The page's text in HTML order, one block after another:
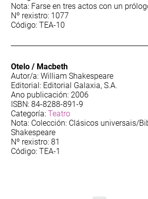
Nota: Farse en tres actos con un
Nº rexistro: 1077
Código: TEA-10
Otelo / Macbeth
Autor/a: William Shakespeare
Editorial: Editorial Galaxia, S.A.
Ano publicación: 2006
ISBN: 84-8288-891-9
Categoría:Teatro
Nota: Colección: Clásicos universais/
Shakespeare
Nº rexistro: 81
Código: TEA-1